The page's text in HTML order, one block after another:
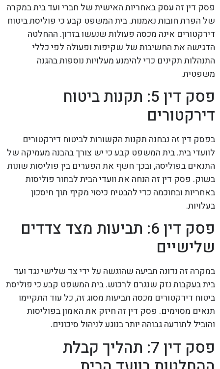
פסק דין זה עסק באחריות האישית של חברי ועד בית במקרה
של הפרת חובות נאמנות. בית המשפט קבע כי פוליסת ביטוח
דירקטורים אינה מכסה פעולות שנעשו בזדון. ההחלטה
הדגישה את החשיבות של שקיפות ופעולה לפי כללי
התנהלות תקינים כדי להימנע מעלויות נוספות בהגנה
משפטית.
פסק דין 5: תקנות ביטוח
דירקטורים
בפסק דין זה נבחנה תקנות הקשורות לביטוח דירקטורים
לוועדי בית. בית המשפט קבע כי יש צורך בהבנה מעמיקה של
התנאים בפוליסה, ובכך חשף את הפערים בין פוליסות שונות
בשוק. פסק דין זה הנחה את וועדי הבית לבחור פוליסות
באחריות ובחוכמה כדי להבטיח כיסוי מקיף תוך חיסכון
בעלויות.
פסק דין 6: תביעות מצד צדדים
שלישיים
במקרה זה נדונה תביעה שהוגשה על ידי צד שלישי נגד ועד
בית בעקבות נזק שנגרם לרכוש. בית המשפט קבע כי פוליסת
ביטוח דירקטורים מכסה תביעות מסוג זה, כל עוד התקיימו
תנאים מסוימים. פסק דין זה חיזק את האמון בפוליסות
והוביל לתודעה גבוהה יותר בנוגע לניהול סיכונים.
פסק דין 7: תהליך קבלת